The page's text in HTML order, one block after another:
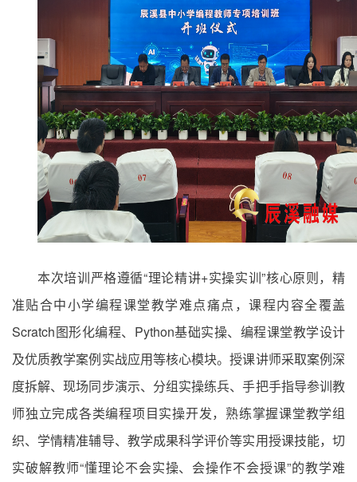
本次培训严格遵循“理论精讲+实操实训”核心原则，精
准贴合中小学编程课堂教学难点痛点，课程内容全覆盖
Scratch图形化编程、Python基础实操、编程课堂教学设计
及优质教学案例实战应用等核心模块。授课讲师采取案例深
度拆解、现场同步演示、分组实操练兵、手把手指导参训教
师独立完成各类编程项目实操开发，熟练掌握课堂教学组
织、学情精准辅导、教学成果科学评价等实用授课技能，切
实破解教师“懂理论不会实操、会操作不会授课”的教学难